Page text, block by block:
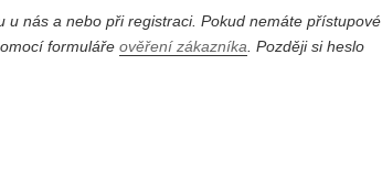
nás a nebo při registraci. Pokud nemáte přístupové
formuláře ověření zákazníka . Později si heslo